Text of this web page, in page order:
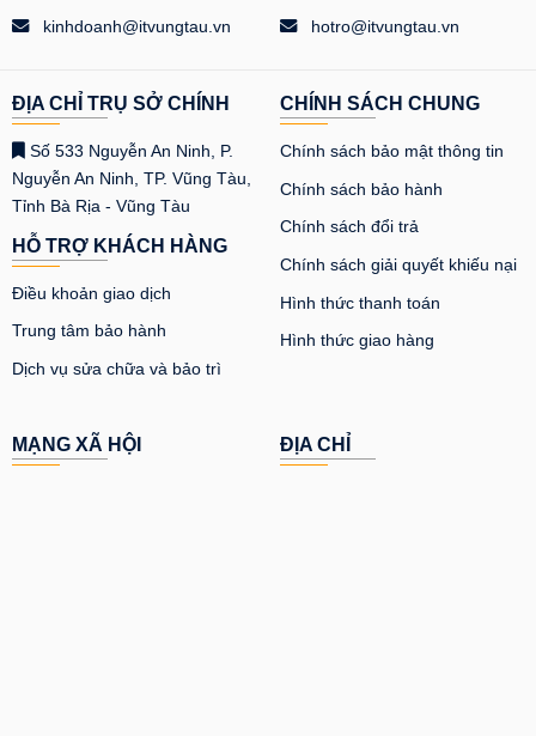
kinhdoanh@itvungtau.vn
hotro@itvungtau.vn
ĐỊA CHỈ TRỤ SỞ CHÍNH
Số 533 Nguyễn An Ninh, P.
Nguyễn An Ninh, TP. Vũng Tàu,
Tỉnh Bà Rịa - Vũng Tàu
HỖ TRỢ KHÁCH HÀNG
Điều khoản giao dịch
Trung tâm bảo hành
Dịch vụ sửa chữa và bảo trì
CHÍNH SÁCH CHUNG
Chính sách bảo mật thông tin
Chính sách bảo hành
Chính sách đổi trả
Chính sách giải quyết khiếu nại
Hình thức thanh toán
Hình thức giao hàng
MẠNG XÃ HỘI ĐỊA CHỈ